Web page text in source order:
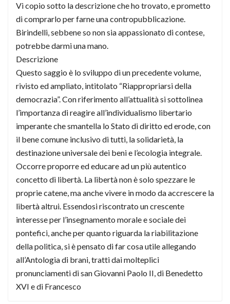
Vi copio sotto la descrizione che ho trovato, e prometto
di comprarlo per farne una contropubblicazione.
Birindelli, sebbene so non sia appassionato di contese,
potrebbe darmi una mano.
Descrizione
Questo saggio è lo sviluppo di un precedente volume,
rivisto ed ampliato, intitolato “Riappropriarsi della
democrazia”. Con riferimento all’attualità si sottolinea
l’importanza di reagire all’individualismo libertario
imperante che smantella lo Stato di diritto ed erode, con
il bene comune inclusivo di tutti, la solidarietà, la
destinazione universale dei beni e l’ecologia integrale.
Occorre proporre ed educare ad un più autentico
concetto di libertà. La libertà non è solo spezzare le
proprie catene, ma anche vivere in modo da accrescere la
libertà altrui. Essendosi riscontrato un crescente
interesse per l’insegnamento morale e sociale dei
pontefici, anche per quanto riguarda la riabilitazione
della politica, si è pensato di far cosa utile allegando
all’Antologia di brani, tratti dai molteplici
pronunciamenti di san Giovanni Paolo II, di Benedetto
XVI e di Francesco